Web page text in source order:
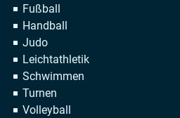
Fußball
Handball
Judo
Leichtathletik
Schwimmen
Turnen
Volleyball